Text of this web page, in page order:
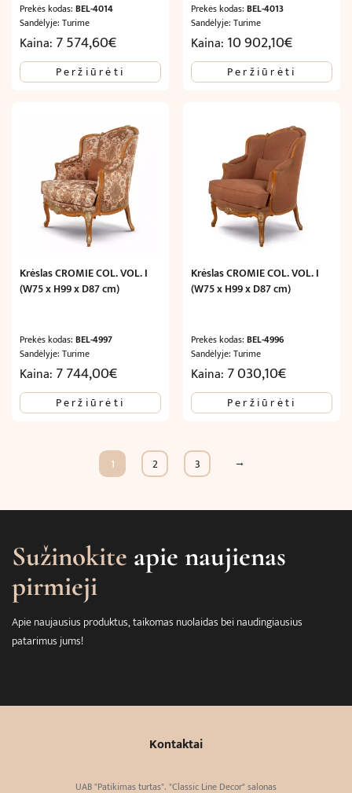
Prekės kodas: BEL-4014
Sandėlyje: Turime
Kaina: 7 574,60€
Peržiūrėti
Prekės kodas:BEL-4013
Sandėlyje: Turime
Kaina: 10 902,10€
Peržiūrėti
Krėslas CROMIE COL. VOL. I
(W75 x H99 x D87 cm)
Prekės kodas: BEL-4997
Sandėlyje: Turime
Kaina: 7 744,00€
Peržiūrėti
Krėslas CROMIE COL. VOL. I
(W75 x H99 x D87 cm)
Prekės kodas:BEL-4996
Sandėlyje: Turime
Kaina: 7 030,10€
Peržiūrėti
1 2 3 →
Sužinokite apie naujienas
pirmieji
Apie naujausius produktus, taikomas nuolaidas bei naudingiausius
patarimus jums!
Kontaktai
UAB "Patikimas turtas". "Classic Line Decor" salonas